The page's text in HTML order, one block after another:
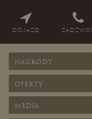
DOJAZD
NAGRODY
OFERTY
MEDIA